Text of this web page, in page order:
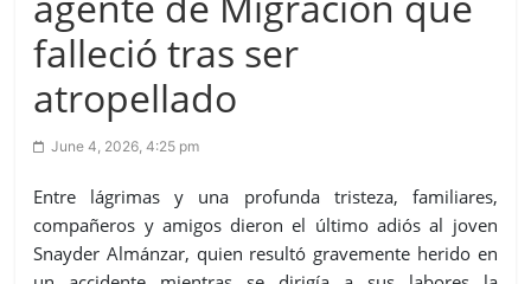
falleció tras ser
atropellado
June 4, 2026, 4:25 pm
Entre lágrimas y una profunda tristeza, familiares,
compañeros y amigos dieron el último adiós al joven
Snayder Almánzar, quien resultó gravemente herido en